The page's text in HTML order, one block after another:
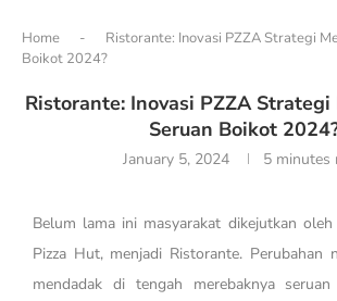
Home -
Ristorante: Inovasi PZZA Strategi
Boikot 2024?
Ristorante: Inovasi PZZA
Seruan Boikot
January 5, 2024 5 minutes
Belum lama ini masyarakat dikejutkan
Pizza Hut, menjadi Ristorante. Perubahan
mendadak di tengah merebaknya